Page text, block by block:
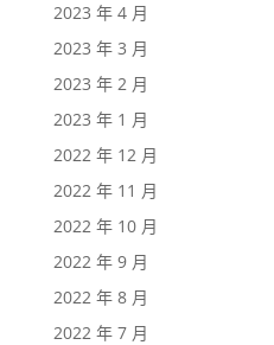
2023 年 4 月
2023 年 3 月
2023 年 2 月
2023 年 1 月
2022 年 12 月
2022 年 11 月
2022 年 10 月
2022 年 9 月
2022 年 8 月
2022 年 7 月